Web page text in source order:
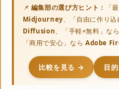
📌 編集部の選び方ヒント：
「
Midjourney、「自由に作り
Diffusion、「手軽×無料」な
「商用で安心」なら Adobe
比較を見る → 目